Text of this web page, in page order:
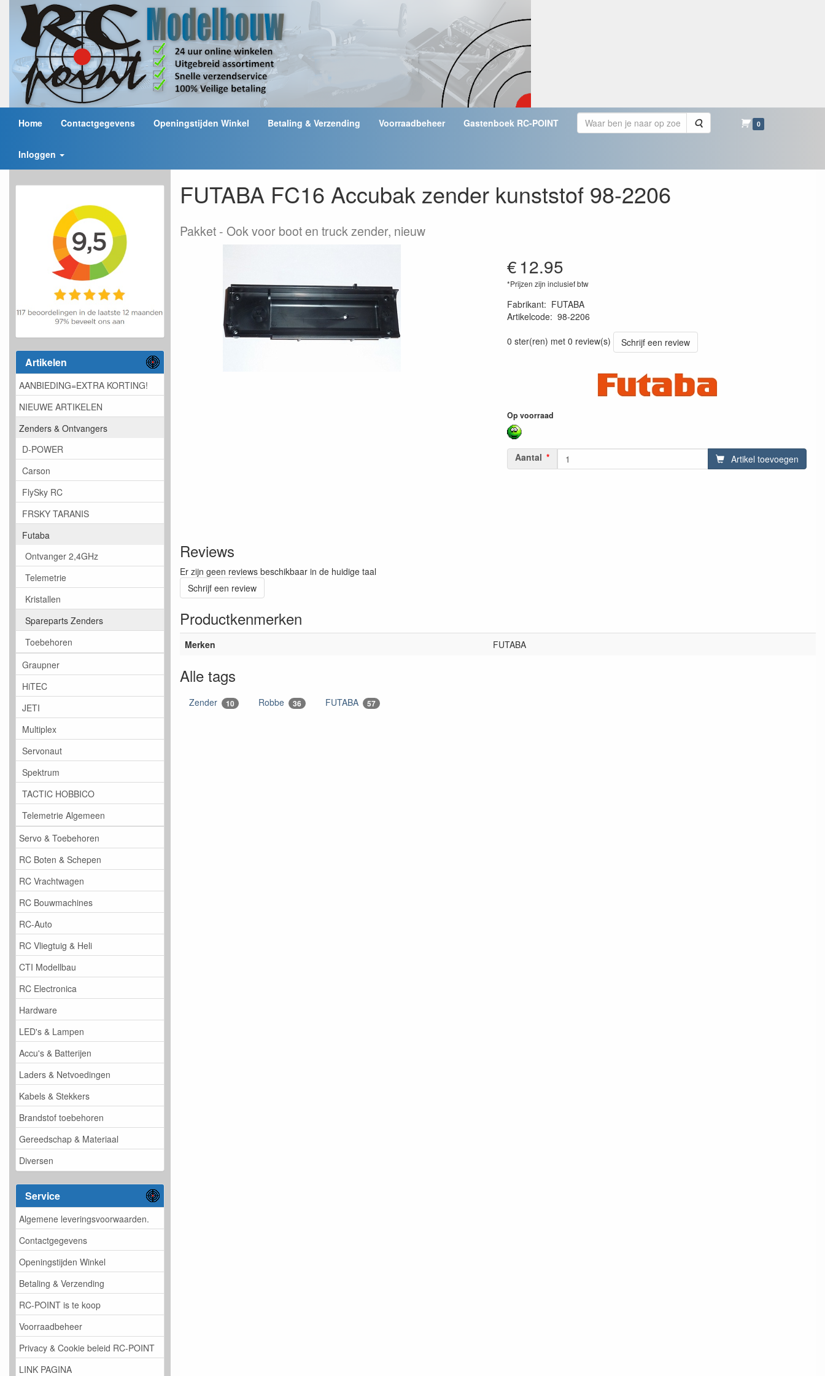
Home Contactgegevens Openingstijden Winkel Betaling & Verzending Voorraadbeheer Gastenboek RC-POINT Zoeken 0
Inloggen
Artikelen
AANBIEDING=EXTRA KORTING!
NIEUWE ARTIKELEN
Zenders & Ontvangers
D-POWER
Carson
FlySky RC
FRSKY TARANIS
Futaba
Ontvanger 2,4GHz
Telemetrie
Kristallen
Spareparts Zenders
Toebehoren
Graupner
HiTEC
JETI
Multiplex
Servonaut
Spektrum
TACTIC HOBBICO
Telemetrie Algemeen
Servo & Toebehoren
RC Boten & Schepen
RC Vrachtwagen
RC Bouwmachines
RC-Auto
RC Vliegtuig & Heli
CTI Modellbau
RC Electronica
Hardware
LED's & Lampen
Accu's & Batterijen
Laders & Netvoedingen
Kabels & Stekkers
Brandstof toebehoren
Gereedschap & Materiaal
Diversen
Service
Algemene leveringsvoorwaarden.
Contactgegevens
Openingstijden Winkel
Betaling & Verzending
RC-POINT is te koop
Voorraadbeheer
Privacy & Cookie beleid RC-POINT
LINK PAGINA
FUTABA FC16 Accubak zender kunststof 98-2206
Pakket Ook voor boot en truck zender, nieuw
€12.95
*Prijzen zijn inclusief btw
Fabrikant: FUTABA
Artikelcode: 98-2206
0 ster(ren) met 0 review(s)
Schrijf een review
Op voorraad
Aantal Artikel toevoegen
Reviews
Er zijn geen reviews beschikbaar in de huidige taal
Schrijf een review
Productkenmerken
Merken FUTABA
Alle tags
Zender 10 Robbe 36 FUTABA 57